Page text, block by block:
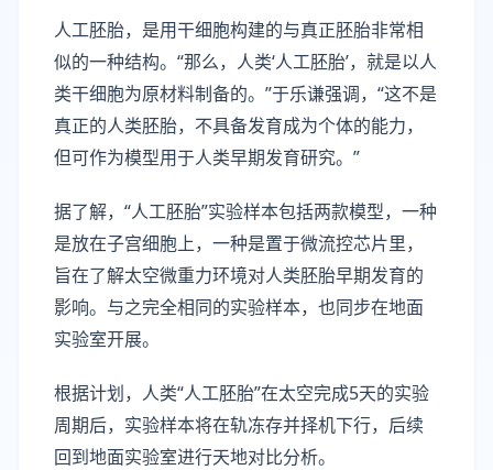
人工胚胎，是用干细胞构建的与真正胚胎非常相
似的一种结构。“那么，人类‘人工胚胎’，就是以人
类干细胞为原材料制备的。”于乐谦强调，“这不是
真正的人类胚胎，不具备发育成为个体的能力，
但可作为模型用于人类早期发育研究。”
据了解，“人工胚胎”实验样本包括两款模型，一种
是放在子宫细胞上，一种是置于微流控芯片里，
旨在了解太空微重力环境对人类胚胎早期发育的
影响。与之完全相同的实验样本，也同步在地面
实验室开展。
根据计划，人类“人工胚胎”在太空完成5天的实验
周期后，实验样本将在轨冻存并择机下行，后续
回到地面实验室进行天地对比分析。